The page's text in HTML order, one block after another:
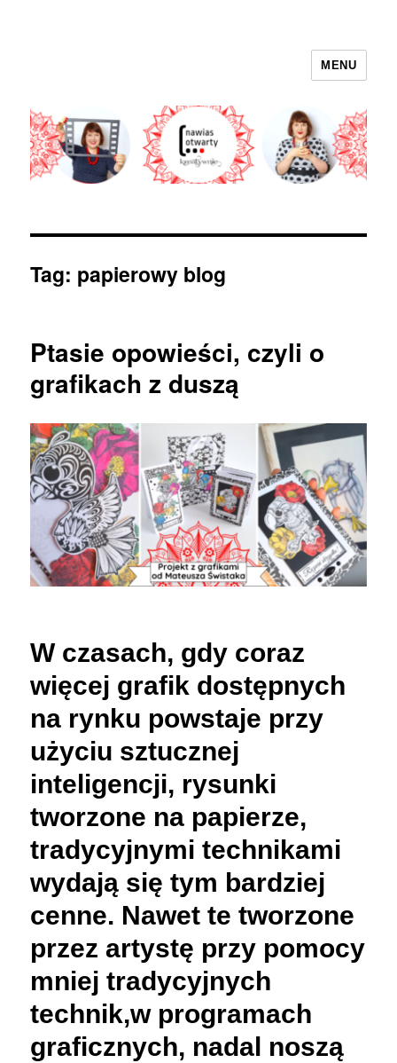
MENU
Tag: papierowy blog
Ptasie opowieści, czyli o
grafikach z duszą
W czasach, gdy coraz
więcej grafik dostępnych
na rynku powstaje przy
użyciu sztucznej
inteligencji, rysunki
tworzone na papierze,
tradycyjnymi technikami
wydają się tym bardziej
cenne. Nawet te tworzone
przez artystę przy pomocy
mniej tradycyjnych
technik,w programach
graficznych, nadal noszą